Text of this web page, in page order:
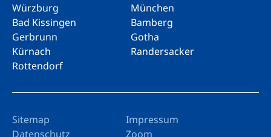
Würzburg
München
Bad Kissingen
Bamberg
Gerbrunn
Gotha
Kürnach
Randersacker
Rottendorf
Sitemap
Impressum
Datenschutz
Zoom